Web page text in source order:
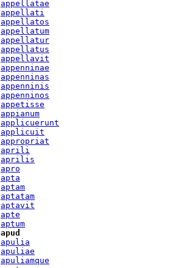
appellatae
appellati
appellatos
appellatum
appellatur
appellatus
appellavit
appenninae
appenninas
appenninis
appenninos
appetisse
appianum
applicuerunt
applicuit
appropriat
aprili
aprilis
apro
apta
aptam
aptatam
aptavit
apte
aptum
apud
apulia
apuliae
apuliamque